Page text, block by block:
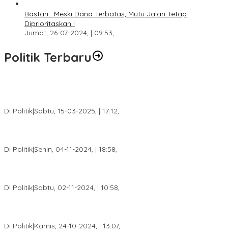
Bastari : Meski Dana Terbatas, Mutu Jalan Tetap
Diprioritaskan !
Jumat, 26-07-2024, | 09:53,
Politik Terbaru
Di Politik|Sabtu, 15-03-2025, | 17:12,
Di Politik|Senin, 04-11-2024, | 18:58,
Di Politik|Sabtu, 02-11-2024, | 10:58,
Di Politik|Kamis, 24-10-2024, | 13:07,